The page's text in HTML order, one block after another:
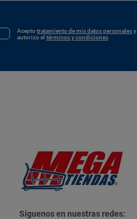
Aceptotratamiento de mis datos personalesy
autorizo el términos y condiciones
Síguenos en nuestras redes: